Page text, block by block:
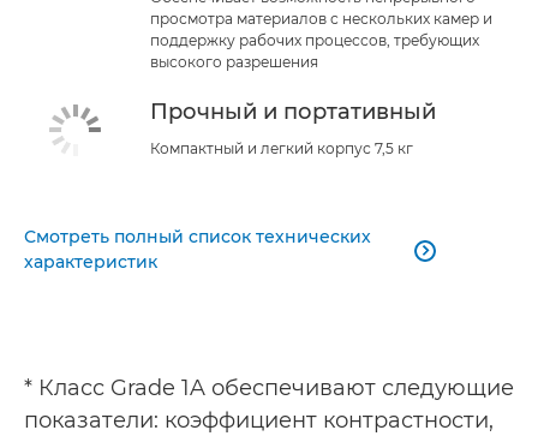
просмотра материалов с нескольких камер и
поддержку рабочих процессов, требующих
высокого разрешения
Прочный и портативный
Компактный и легкий корпус 7,5 кг
Смотреть полный список технических
характеристик

* Класс Grade 1A обеспечивают следующие
показатели: коэффициент контрастности,